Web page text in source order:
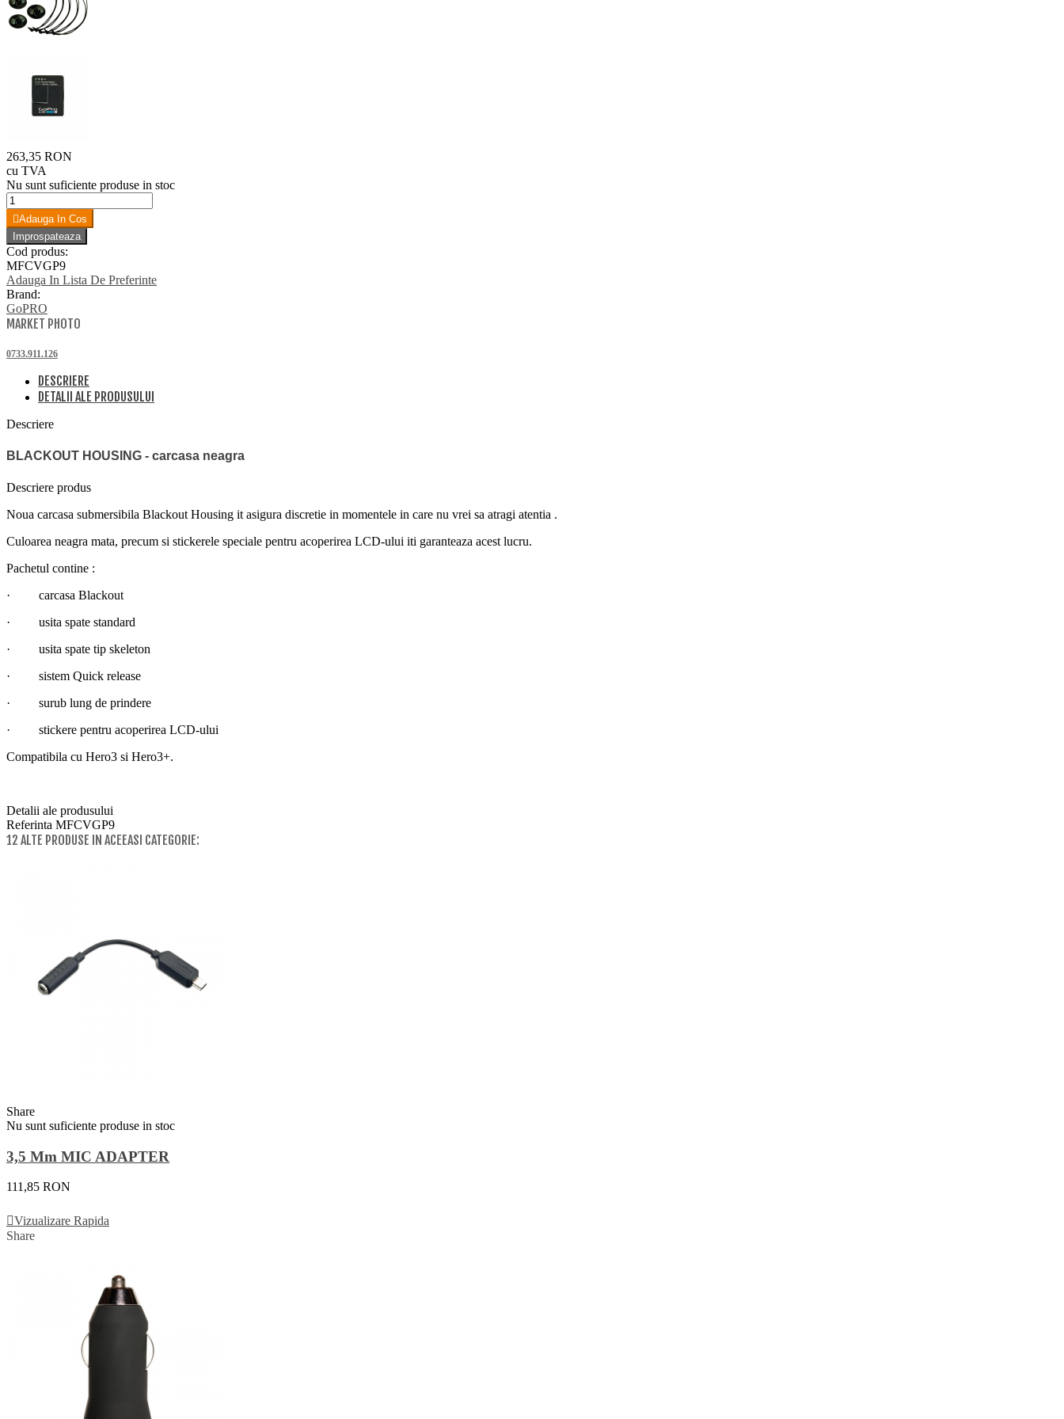
263,35 RON
cu TVA
Nu sunt suficiente produse in stoc
Adauga In Cos
Cod produs:
MFCVGP9
Adauga In Lista De Preferinte
Brand:
GoPRO
MARKET PHOTO
0733.911.126
DESCRIERE
DETALII ALE PRODUSULUI
Descriere
BLACKOUT HOUSING - carcasa neagra
Descriere produs
Noua carcasa submersibila Blackout Housing it asigura discretie in momentele in care nu vrei sa atragi atentia .
Culoarea neagra mata, precum si stickerele speciale pentru acoperirea LCD-ului iti garanteaza acest lucru.
Pachetul contine :
· carcasa Blackout
· usita spate standard
· usita spate tip skeleton
· sistem Quick release
· surub lung de prindere
· stickere pentru acoperirea LCD-ului
Compatibila cu Hero3 si Hero3+.
Detalii ale produsului
Referinta MFCVGP9
12 ALTE PRODUSE IN ACEEASI CATEGORIE:
Share
Nu sunt suficiente produse in stoc
3,5 Mm MIC ADAPTER
111,85 RON
Vizualizare Rapida
Share